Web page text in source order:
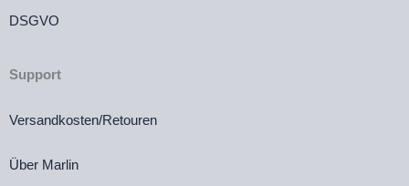
DSGVO
Support
Versandkosten/Retouren
Über Marlin